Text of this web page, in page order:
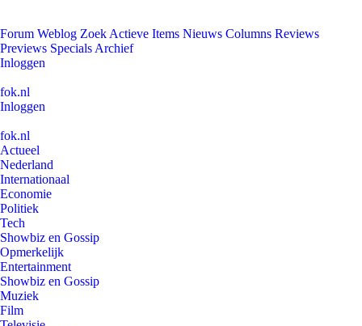
Forum Weblog Zoek Actieve Items Nieuws Columns Reviews
Previews Specials Archief
Inloggen
fok.nl
Inloggen
fok.nl
Actueel
Nederland
Internationaal
Economie
Politiek
Tech
Showbiz en Gossip
Opmerkelijk
Entertainment
Showbiz en Gossip
Muziek
Film